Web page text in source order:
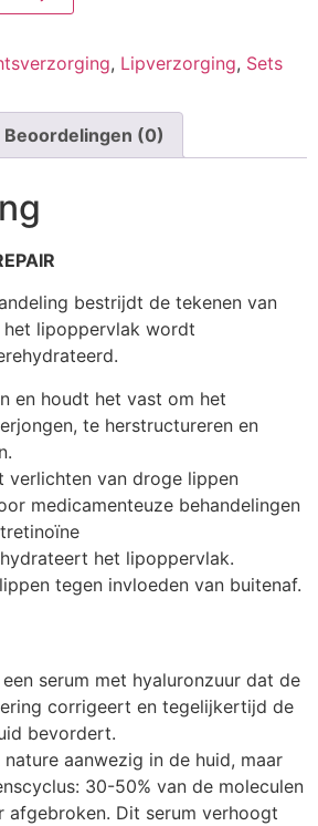
, Lipverzorging, Sets
Beoordelingen (0)
bestrijdt de tekenen van
lipoppervlak wordt
en houdt het vast om het
te herstructureren en
verlichten van droge lippen
medicamenteuze behandelingen
het lipoppervlak.
tegen invloeden van buitenaf.
een serum met hyaluronzuur dat de
corrigeert en tegelijkertijd de
bevordert.
aanwezig in de huid, maar
30-50% van de moleculen
afgebroken. Dit serum verhoogt